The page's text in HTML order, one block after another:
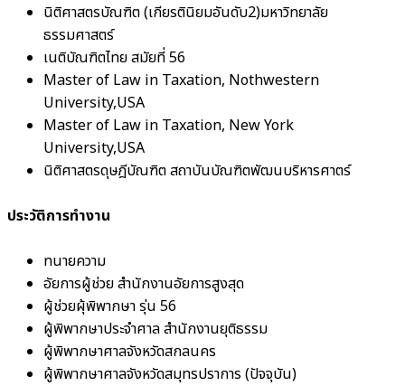
นิติศาสตรบัณฑิต (เกียรตินิยมอันดับ2)มหาวิทยาลัย
ธรรมศาสตร์
เนติบัณฑิตไทย สมัยที่ 56
Master of Law in Taxation, Nothwestern
University,USA
Master of Law in Taxation, New York
University,USA
นิติศาสตรดุษฎีบัณฑิต สถาบันบัณฑิตพัฒนบริหารศาตร์
ประวัติการทำงาน
ทนายความ
อัยการผู้ช่วย สำนักงานอัยการสูงสุด
ผู้ช่วยผุ้พิพากษา รุ่น 56
ผู้พิพากษาประจำศาล สำนักงานยุติธรรม
ผู้พิพากษาศาลจังหวัดสกลนคร
ผู้พิพากษาศาลจังหวัดสมุทรปราการ (ปัจจุบัน)